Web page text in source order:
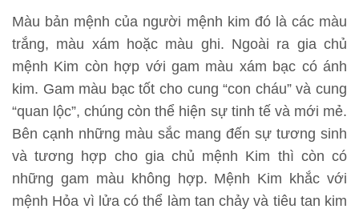
Màu bản mệnh của người mệnh kim đó là các màu
trắng, màu xám hoặc màu ghi. Ngoài ra gia chủ
mệnh Kim còn hợp với gam màu xám bạc có ánh
kim. Gam màu bạc tốt cho cung “con cháu” và cung
“quan lộc”, chúng còn thể hiện sự tinh tế và mới mẻ.
Bên cạnh những màu sắc mang đến sự tương sinh
và tương hợp cho gia chủ mệnh Kim thì còn có
những gam màu không hợp. Mệnh Kim khắc với
mệnh Hỏa vì lửa có thể làm tan chảy và tiêu tan kim